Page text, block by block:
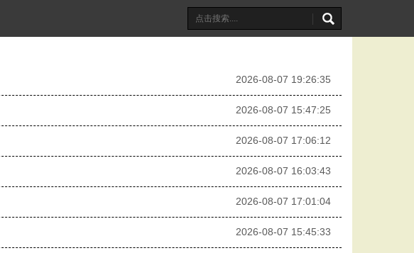
2026-08-07 19:26:35
2026-08-07 15:47:25
2026-08-07 17:06:12
2026-08-07 16:03:43
2026-08-07 17:01:04
2026-08-07 15:45:33